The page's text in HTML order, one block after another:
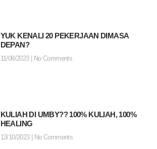
YUK KENALI 20 PEKERJAAN DIMASA
DEPAN?
11/08/2023 No Comments
KULIAH DI UMBY?? 100% KULIAH, 100%
HEALING
13/10/2023 No Comments